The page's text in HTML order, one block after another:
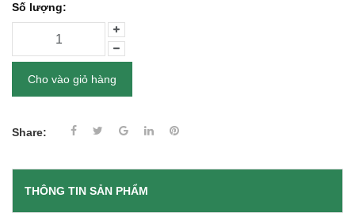
Số lượng:
Cho vào giỏ hàng
Share:
THÔNG TIN SẢN PHẨM